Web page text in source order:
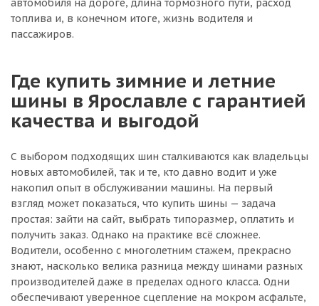
автомобиля на дороге, длина тормозного пути, расход
топлива и, в конечном итоге, жизнь водителя и
пассажиров.
Где купить зимние и летние
шины в Ярославле с гарантией
качества и выгодой
С выбором подходящих шин сталкиваются как владельцы
новых автомобилей, так и те, кто давно водит и уже
накопил опыт в обслуживании машины. На первый
взгляд может показаться, что купить шины — задача
простая: зайти на сайт, выбрать типоразмер, оплатить и
получить заказ. Однако на практике всё сложнее.
Водители, особенно с многолетним стажем, прекрасно
знают, насколько велика разница между шинами разных
производителей даже в пределах одного класса. Одни
обеспечивают уверенное сцепление на мокром асфальте,